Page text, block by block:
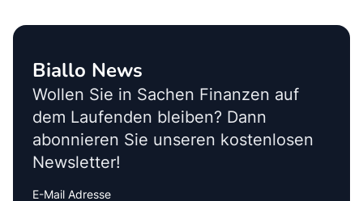
Biallo News
Wollen Sie in Sachen Finanzen auf
dem Laufenden bleiben? Dann
abonnieren Sie unseren kostenlosen
Newsletter!
E-Mail Adresse
Interests
Amount